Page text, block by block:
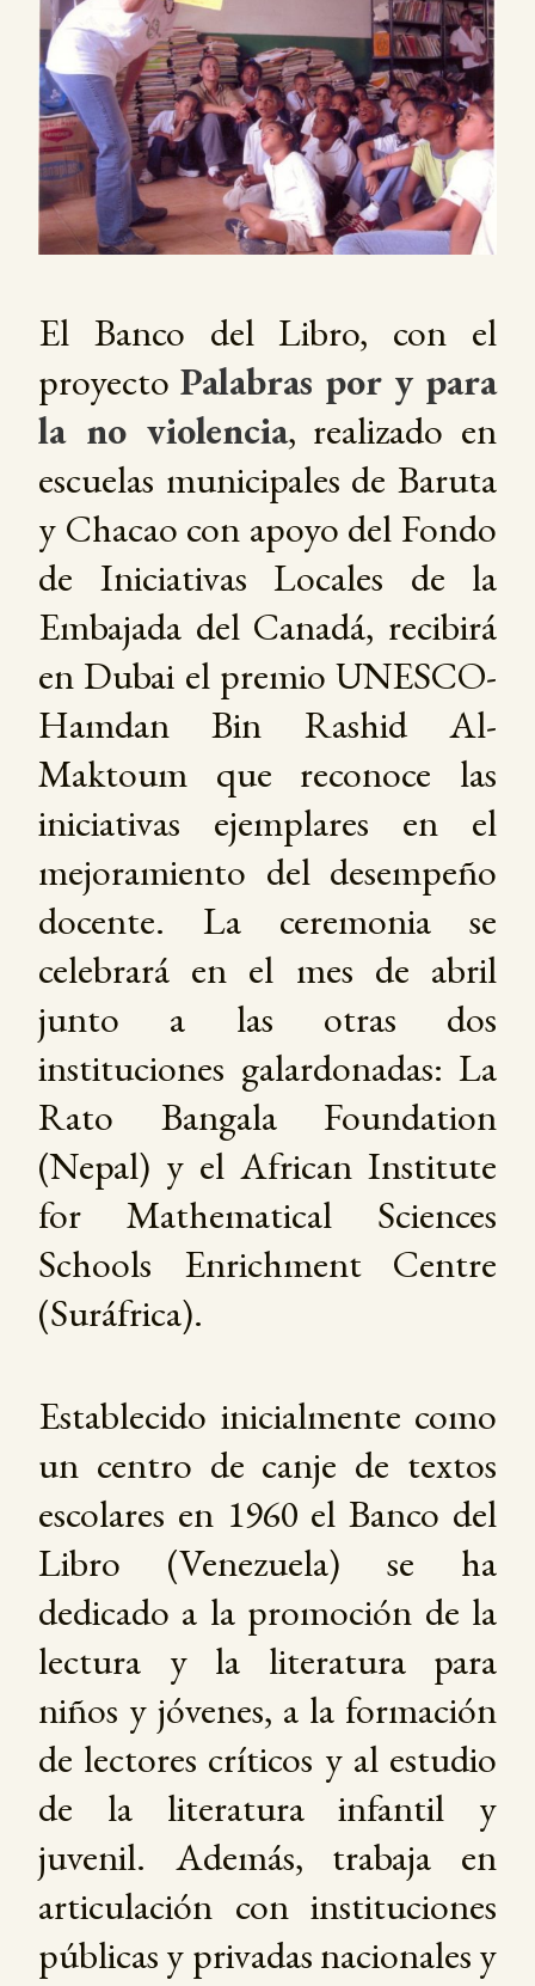
El Banco del Libro, con el
proyecto Palabras por y para
la no violencia, realizado en
escuelas municipales de Baruta
y Chacao con apoyo del Fondo
de Iniciativas Locales de la
Embajada del Canadá, recibirá
en Dubai el premio UNESCO-
Hamdan Bin Rashid Al-
Maktoum que reconoce las
iniciativas ejemplares en el
mejoramiento del desempeño
docente. La ceremonia se
celebrará en el mes de abril
junto a las otras dos
instituciones galardonadas: La
Rato Bangala Foundation
(Nepal) y el African Institute
for Mathematical Sciences
Schools Enrichment Centre
(Suráfrica).
Establecido inicialmente como
un centro de canje de textos
escolares en 1960 el Banco del
Libro (Venezuela) se ha
dedicado a la promoción de la
lectura y la literatura para
niños y jóvenes, a la formación
de lectores críticos y al estudio
de la literatura infantil y
juvenil. Además, trabaja en
articulación con instituciones
públicas y privadas nacionales y